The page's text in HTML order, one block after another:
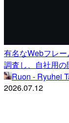
有名なWebフレ
調査し、自社用
Ruon - Ryuhei
2026.07.12